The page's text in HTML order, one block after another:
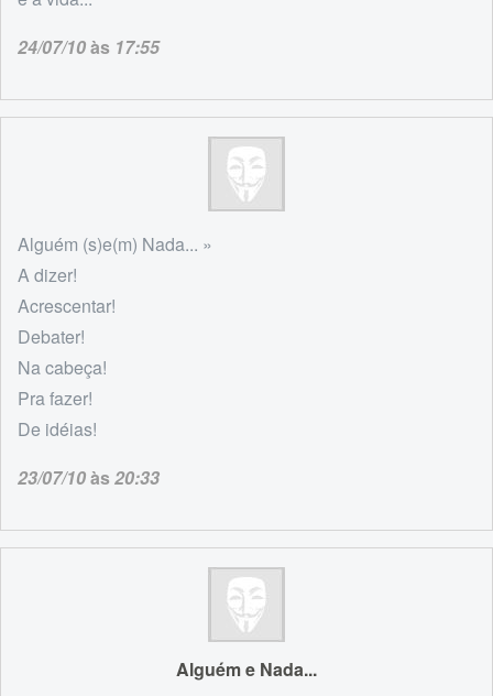
24/07/10às 17:55
Alguém (s)e(m) Nada... »
A dizer!
Acrescentar!
Debater!
Na cabeça!
Pra fazer!
De idéias!
23/07/10às20:33
Alguém e Nada...